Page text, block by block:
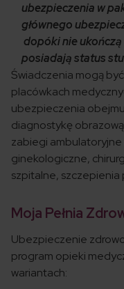
ubezpieczenia w
głównego
dopóki nie ukończą
posiadają status
Świadczenia mogą
placówkach
ubezpieczenia
diagnostykę
zabiegi
ginekologiczne,
szpitalne, szczepienia
Moja Pełnia
Ubezpieczenie
program opieki
wariantach: